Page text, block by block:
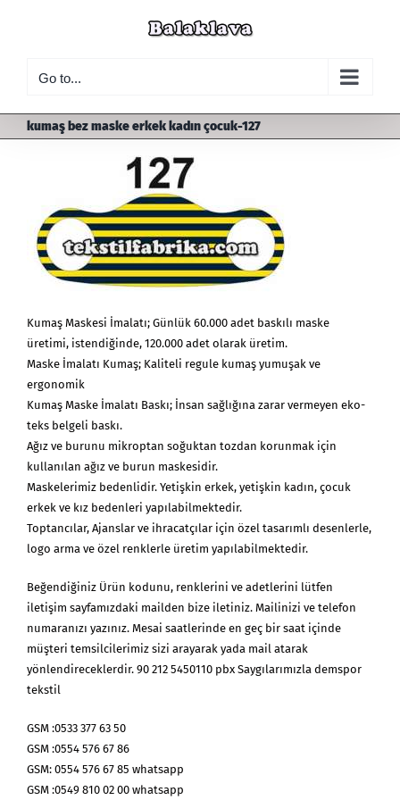
Go to...
kumaş bez maske erkek kadın çocuk-127
Kumaş Maskesi İmalatı; Günlük 60.000 adet baskılı maske
üretimi, istendiğinde, 120.000 adet olarak üretim.
Maske İmalatı Kumaş; Kaliteli regule kumaş yumuşak ve
ergonomik
Kumaş Maske İmalatı Baskı; İnsan sağlığına zarar vermeyen eko-
teks belgeli baskı.
Ağız ve burunu mikroptan soğuktan tozdan korunmak için
kullanılan ağız ve burun maskesidir.
Maskelerimiz bedenlidir. Yetişkin erkek, yetişkin kadın, çocuk
erkek ve kız bedenleri yapılabilmektedir.
Toptancılar, Ajanslar ve ihracatçılar için özel tasarımlı desenlerle,
logo arma ve özel renklerle üretim yapılabilmektedir.
Beğendiğiniz Ürün kodunu, renklerini ve adetlerini lütfen
iletişim sayfamızdaki mailden bize iletiniz. Mailinizi ve telefon
numaranızı yazınız. Mesai saatlerinde en geç bir saat içinde
müşteri temsilcilerimiz sizi arayarak yada mail atarak
yönlendireceklerdir. 90 212 5450110 pbx Saygılarımızla demspor
tekstil
GSM :0533 377 63 50
GSM :0554 576 67 86
GSM: 0554 576 67 85 whatsapp
GSM :0549 810 02 00 whatsapp